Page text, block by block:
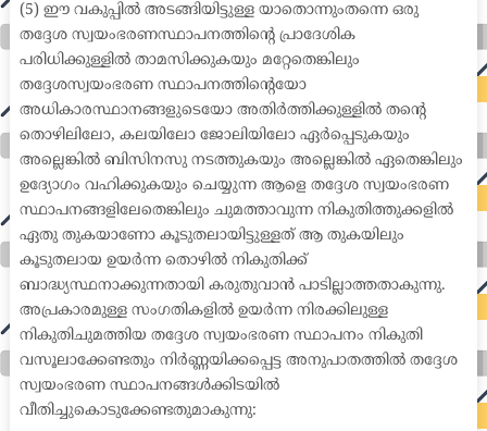
(5) ഈ വകുപ്പിൽ അടങ്ങിയിട്ടുള്ള യാതൊന്നുംതന്നെ ഒരു
തദ്ദേശ സ്വയംഭരണസ്ഥാപനത്തിന്റെ പ്രാദേശിക
പരിധിക്കുള്ളിൽ താമസിക്കുകയും മറ്റേതെങ്കിലും
തദ്ദേശസ്വയംഭരണ സ്ഥാപനത്തിന്റെയോ
അധികാരസ്ഥാനങ്ങളുടെയോ അതിർത്തിക്കുള്ളിൽ തന്റെ
തൊഴിലിലോ, കലയിലോ ജോലിയിലോ ഏർപ്പെടുകയും
അല്ലെങ്കിൽ ബിസിനസു നടത്തുകയും അല്ലെങ്കിൽ ഏതെങ്കിലും
ഉദ്യോഗം വഹിക്കുകയും ചെയ്യുന്ന ആളെ തദ്ദേശ സ്വയംഭരണ
സ്ഥാപനങ്ങളിലേതെങ്കിലും ചുമത്താവുന്ന നികുതിത്തുക്കളിൽ
ഏതു തുകയാണോ കൂടുതലായിട്ടുള്ളത് ആ തുകയിലും
കൂടുതലായ ഉയർന്ന തൊഴിൽ നികുതിക്ക്
ബാദ്ധ്യസ്ഥനാക്കുന്നതായി കരുതുവാൻ പാടില്ലാത്തതാകുന്നു.
അപ്രകാരമുള്ള സംഗതികളിൽ ഉയർന്ന നിരക്കിലുള്ള
നികുതിചുമത്തിയ തദ്ദേശ സ്വയംഭരണ സ്ഥാപനം നികുതി
വസൂലാക്കേണ്ടതും നിർണ്ണയിക്കപ്പെട്ട അനുപാതത്തിൽ തദ്ദേശ
സ്വയംഭരണ സ്ഥാപനങ്ങൾക്കിടയിൽ
വീതിച്ചുകൊടുക്കേണ്ടതുമാകുന്നു: